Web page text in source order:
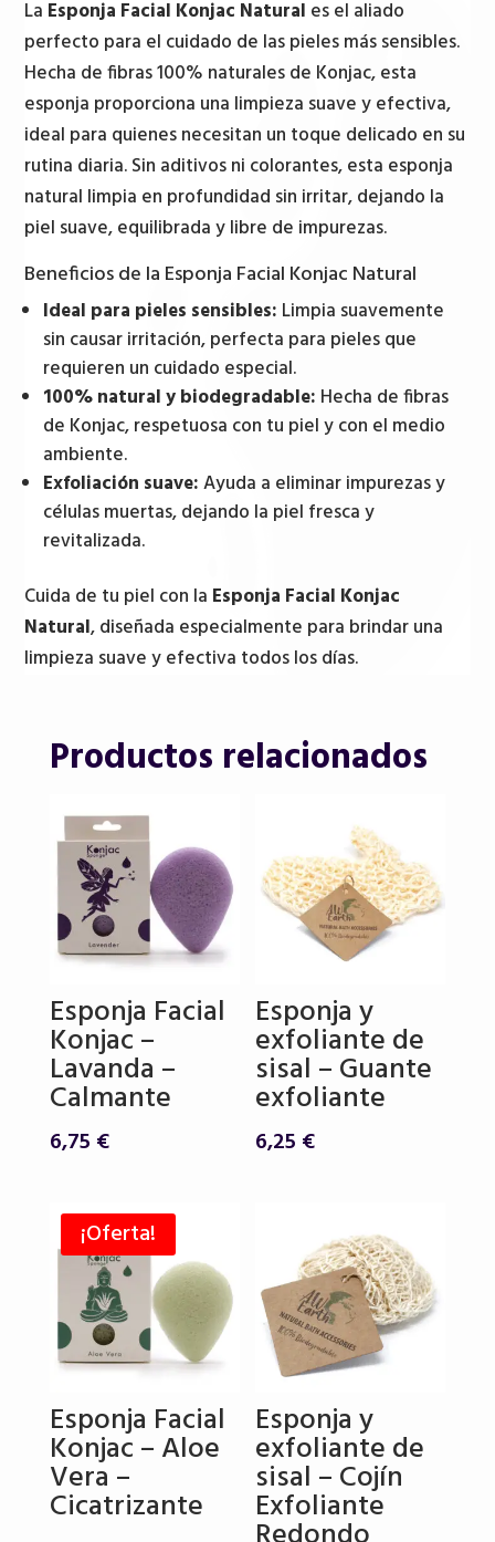
Pieles
Sensibles
cantidad
La Esponja Facial Konjac Natural es el aliado
perfecto para el cuidado de las pieles más sensibles.
Hecha de fibras 100% naturales de Konjac, esta
esponja proporciona una limpieza suave y efectiva,
ideal para quienes necesitan un toque delicado en su
rutina diaria. Sin aditivos ni colorantes, esta esponja
natural limpia en profundidad sin irritar, dejando la
piel suave, equilibrada y libre de impurezas.
Beneficios de la Esponja Facial Konjac Natural
Ideal para pieles sensibles: Limpia suavemente
sin causar irritación, perfecta para pieles que
requieren un cuidado especial.
100% natural y biodegradable: Hecha de fibras
de Konjac, respetuosa con tu piel y con el medio
ambiente.
Exfoliación suave:Ayuda a eliminar impurezas y
células muertas, dejando la piel fresca y
revitalizada.
Cuida de tu piel con la Esponja Facial Konjac
Natural, diseñada especialmente para brindar una
limpieza suave y efectiva todos los días.
Productos relacionados
Esponja Facial
Konjac –
Lavanda –
Calmante
6,75 €
Esponja y
exfoliante de
sisal – Guante
exfoliante
6,25 €
¡Oferta!
Esponja Facial
Konjac – Aloe
Vera –
Cicatrizante
Esponja y
exfoliante de
sisal – Cojín
Exfoliante